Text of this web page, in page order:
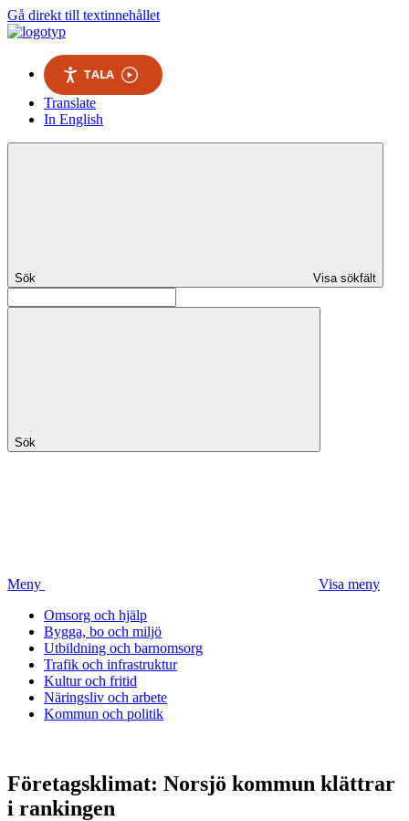
Gå direkt till textinnehållet
TALA
Translate
In English
Sök Visa sökfält
Sök
Meny
Visa meny
Omsorg och hjälp
Bygga, bo och miljö
Utbildning och barnomsorg
Trafik och infrastruktur
Kultur och fritid
Näringsliv och arbete
Kommun och politik
Företagsklimat: Norsjö kommun klättrar
i rankingen